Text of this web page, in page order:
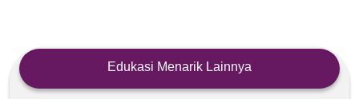
Edukasi Menarik Lainnya